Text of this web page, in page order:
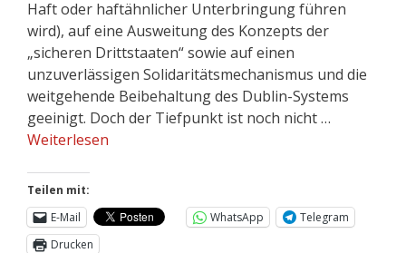
Haft oder haftähnlicher Unterbringung führen
wird), auf eine Ausweitung des Konzepts der
„sicheren Drittstaaten“ sowie auf einen
unzuverlässigen Solidaritätsmechanismus und die
weitgehende Beibehaltung des Dublin-Systems
geeinigt. Doch der Tiefpunkt ist noch nicht …
Weiterlesen
Teilen mit:
E-Mail
WhatsApp
Telegram
Drucken